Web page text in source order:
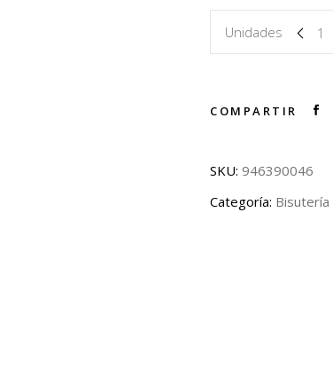
Unidades
COMPARTIR
SKU: 946390046
Categoría: Bisutería